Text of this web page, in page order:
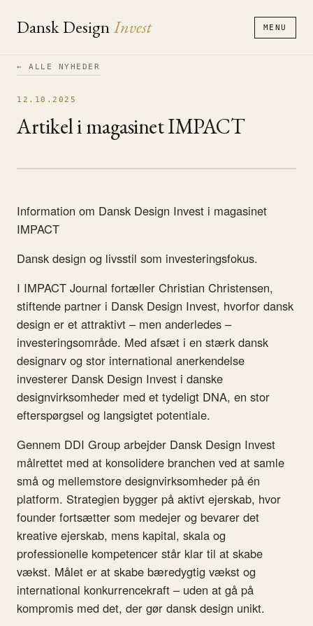
Dansk DesignInvest MENU
← ALLE NYHEDER
12.10.2025
Artikel i magasinet IMPACT
Information om Dansk Design Invest i magasinet
IMPACT
Dansk design og livsstil som investeringsfokus.
I IMPACT Journal fortæller Christian Christensen,
stiftende partner i Dansk Design Invest, hvorfor dansk
design er et attraktivt – men anderledes –
investeringsområde. Med afsæt i en stærk dansk
designarv og stor international anerkendelse
investerer Dansk Design Invest i danske
designvirksomheder med et tydeligt DNA, en stor
efterspørgsel og langsigtet potentiale.
Gennem DDI Group arbejder Dansk Design Invest
målrettet med at konsolidere branchen ved at samle
små og mellemstore designvirksomheder på én
platform. Strategien bygger på aktivt ejerskab, hvor
founder fortsætter som medejer og bevarer det
kreative ejerskab, mens kapital, skala og
professionelle kompetencer står klar til at skabe
vækst. Målet er at skabe bæredygtig vækst og
international konkurrencekraft – uden at gå på
kompromis med det, der gør dansk design unikt.